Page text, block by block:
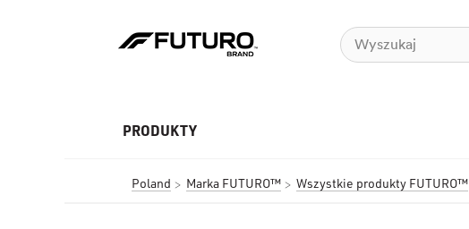
PRODUKTY
Poland Marka FUTURO™ Wszystkie produkty FUTURO™